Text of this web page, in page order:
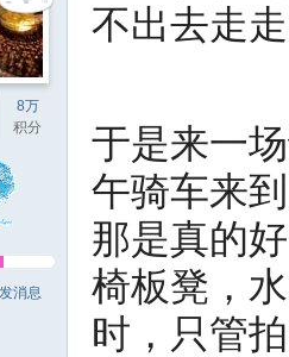
8万
积分
发消息
不出去走
于是来一
午骑车来
那是真的
椅板凳，
时，只管